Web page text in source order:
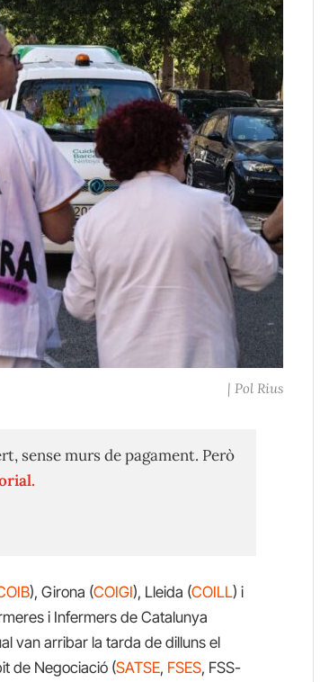
| Pol Rius
sense murs de pagament. Però
), Girona (COIGI), Lleida (COILL) i
i Infermers de Catalunya
van arribar la tarda de dilluns el
de Negociació (SATSE, FSES, FSS-